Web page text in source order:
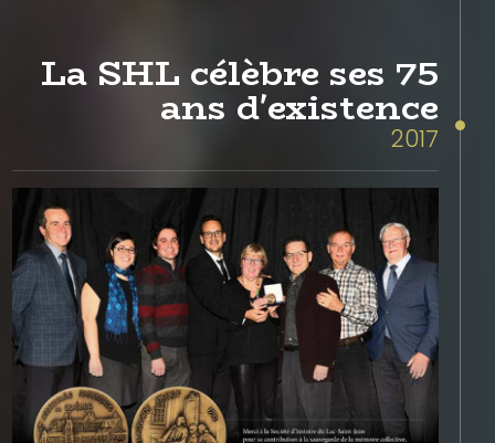
La SHL célèbre ses 75
ans d'existence
2017